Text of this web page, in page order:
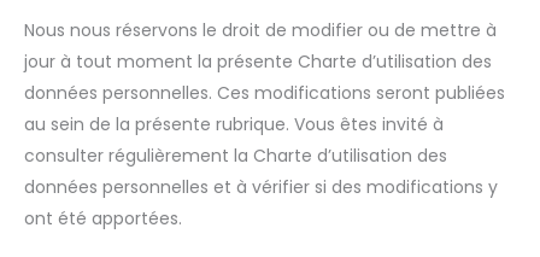
Nous nous réservons le droit de modifier ou de mettre à
jour à tout moment la présente Charte d’utilisation des
données personnelles. Ces modifications seront publiées
au sein de la présente rubrique. Vous êtes invité à
consulter régulièrement la Charte d’utilisation des
données personnelles et à vérifier si des modifications y
ont été apportées.